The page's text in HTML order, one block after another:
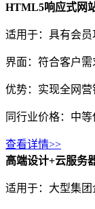
HTML5响应式网
适用于：具有会
界面：符合客户需
优势：实现全网营
同行业价格：中等
查看详情>>
高端设计+云服务
适用于：大型集团